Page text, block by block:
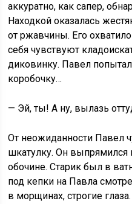
аккуратно, как сапер,
Находкой оказалась
от ржавчины. Его
себя чувствуют
диковинку. Павел
коробочку…
— Эй, ты! А ну, вылазь
От неожиданности Павел
шкатулку. Он выпрямился
обочине. Старик был в
под кепки на Павла
в морщинах, строгие